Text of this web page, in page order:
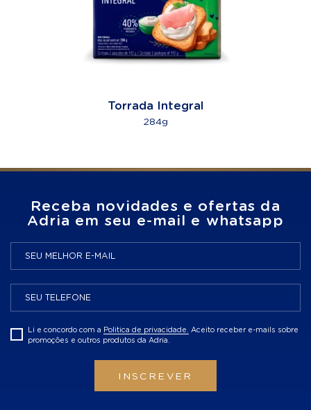
Torrada Integral
284g
Receba novidades e ofertas da
Adria em seu e-mail e whatsapp
Li e concordo com a Politica de privacidade. Aceito receber e-mails sobre
promoções e outros produtos da Adria.
INSCREVER